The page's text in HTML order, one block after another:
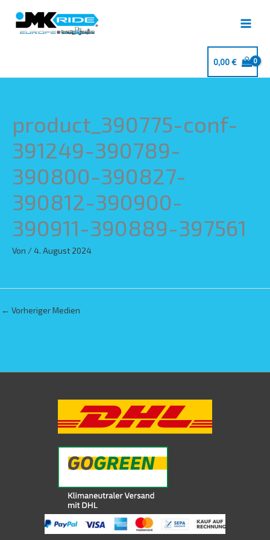
Inhalt
springen
0,00€
product_390775-conf-
391249-390789-
390800-390827-
390812-390900-
390911-390889-397561
Von / 4. August 2024
← Vorheriger Medien